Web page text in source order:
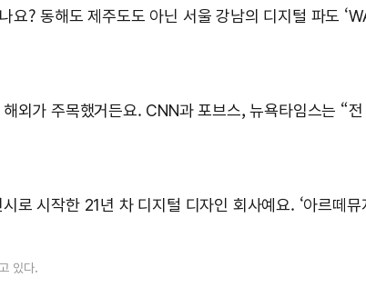
요? 동해도 제주도도 아닌 서울 강남의 디지털 파도
외가 주목했거든요. CNN과 포브스, 뉴욕타임스는 “
로 시작한 21년 차 디지털 디자인 회사예요. ‘아르떼뮤
있다.